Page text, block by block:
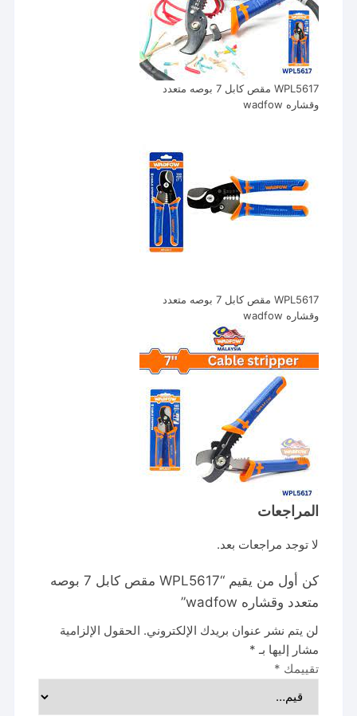
WPL5617 مقص كابل 7 بوصه متعدد
وقشاره wadfow
WPL5617 مقص كابل 7 بوصه متعدد
وقشاره wadfow
المراجعات
لا توجد مراجعات بعد.
كن أول من يقيم “WPL5617 مقص كابل 7 بوصه
متعدد وقشاره wadfow”
لن يتم نشر عنوان بريدك الإلكتروني. الحقول الإلزامية
مشار إليها بـ *
تقييمك *